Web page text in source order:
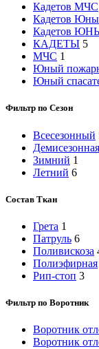
Кадетов МЧС
Кадетов
Кадетов
КАДЕТЫ 5
МЧС 1
Юный
Юный
Фильтр по Сезон
Всесезонный
Демисезонная
Зимний 1
Летний 6
Состав Ткан
Грета 1
Патруль 6
Поливискоза
Полиэфирная
Рип-стоп 3
Фильтр по Воротник
Воротник
Воротник